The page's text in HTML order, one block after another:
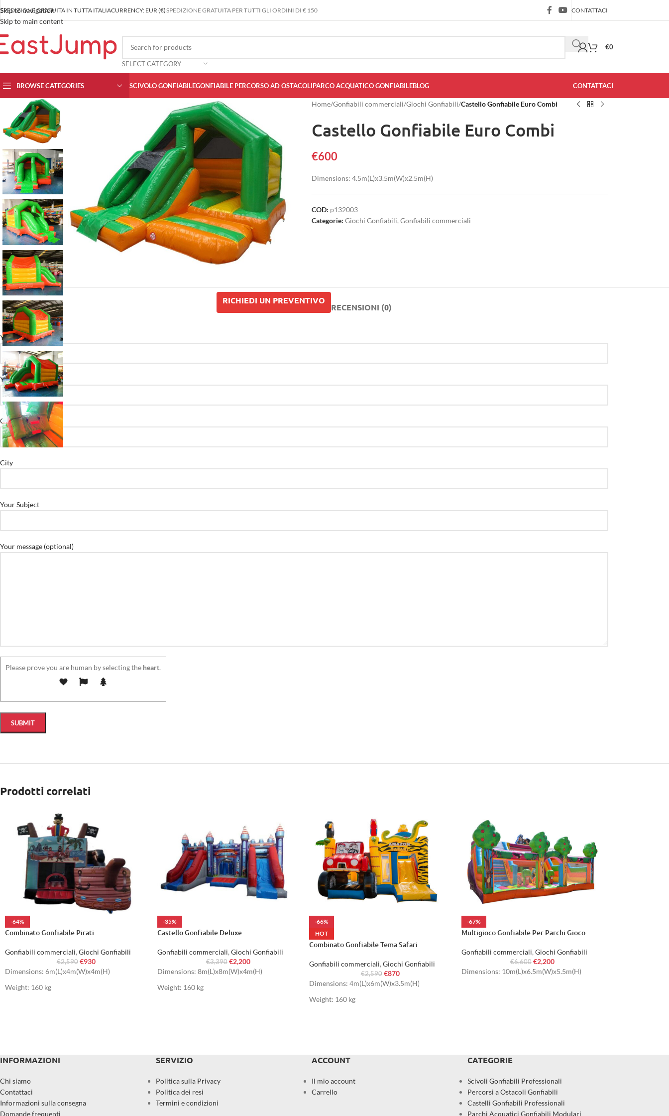
Skip to navigation
Skip to main content
SPEDIZIONE GRATUITA IN TUTTA ITALIACURRENCY: EUR (€)SPEDIZIONE GRATUITA PER TUTTI GLI ORDINI DI € 150 CONTATTACI
SELECT CATEGORY
€0
BROWSE CATEGORIES SCIVOLO GONFIABILEGONFIABILE PERCORSO AD OSTACOLIPARCO ACQUATICO GONFIABILEBLOG CONTATTACI
Home/Gonfiabili commerciali/Giochi Gonfiabili/Castello Gonfiabile Euro Combi
Castello Gonfiabile Euro Combi
€600
Dimensions: 4.5m(L)x3.5m(W)x2.5m(H)
COD: p132003
Categorie: Giochi Gonfiabili, Gonfiabili commerciali
RICHIEDI UN PREVENTIVO
RECENSIONI (0)
Your name
Your email
Country
City
Your Subject
Your message (optional)
Please prove you are human by selecting the heart.
Prodotti correlati
-64%
Combinato Gonfiabile Pirati
Gonfiabili commerciali, Giochi Gonfiabili
€2,590 €930
Dimensions: 6m(L)x4m(W)x4m(H)
Weight: 160 kg
-35%
Castello Gonfiabile Deluxe
Gonfiabili commerciali, Giochi Gonfiabili
€3,390 €2,200
Dimensions: 8m(L)x8m(W)x4m(H)
Weight: 160 kg
-66%
HOT
Combinato Gonfiabile Tema Safari
Gonfiabili commerciali, Giochi Gonfiabili
€2,590 €870
Dimensions: 4m(L)x6m(W)x3.5m(H)
Weight: 160 kg
-67%
Multigioco Gonfiabile Per Parchi Gioco
Gonfiabili commerciali, Giochi Gonfiabili
€6,600 €2,200
Dimensions: 10m(L)x6.5m(W)x5.5m(H)
INFORMAZIONI
Chi siamo
Contattaci
Informazioni sulla consegna
Domande frequenti
SERVIZIO
Politica sulla Privacy
Politica dei resi
Termini e condizioni
ACCOUNT
Il mio account
Carrello
CATEGORIE
Scivoli Gonfiabili Professionali
Percorsi a Ostacoli Gonfiabili
Castelli Gonfiabili Professionali
Parchi Acquatici Gonfiabili Modulari